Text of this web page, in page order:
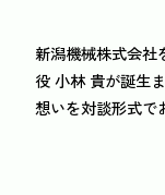
新潟機械株式会社
役 小林 貴が誕生
想いを対談形式で